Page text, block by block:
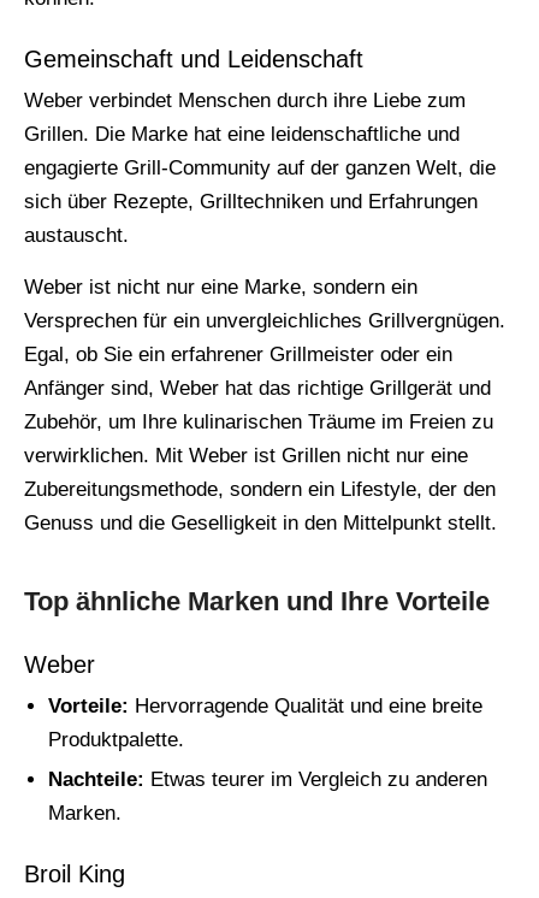
Gemeinschaft und Leidenschaft
Weber verbindet Menschen durch ihre Liebe zum
Grillen. Die Marke hat eine leidenschaftliche und
engagierte Grill-Community auf der ganzen Welt, die
sich über Rezepte, Grilltechniken und Erfahrungen
austauscht.
Weber ist nicht nur eine Marke, sondern ein
Versprechen für ein unvergleichliches Grillvergnügen.
Egal, ob Sie ein erfahrener Grillmeister oder ein
Anfänger sind, Weber hat das richtige Grillgerät und
Zubehör, um Ihre kulinarischen Träume im Freien zu
verwirklichen. Mit Weber ist Grillen nicht nur eine
Zubereitungsmethode, sondern ein Lifestyle, der den
Genuss und die Geselligkeit in den Mittelpunkt stellt.
Top ähnliche Marken und Ihre Vorteile
Weber
Vorteile: Hervorragende Qualität und eine breite
Produktpalette.
Nachteile: Etwas teurer im Vergleich zu anderen
Marken.
Broil King